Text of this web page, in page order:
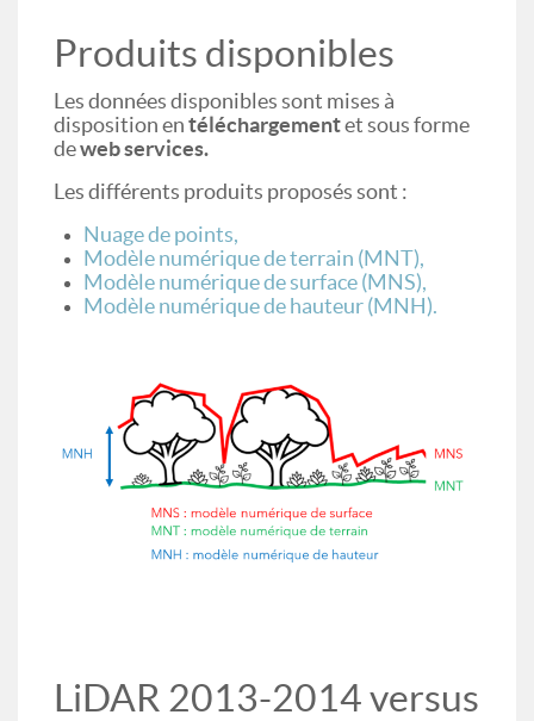
Produits disponibles
Les données disponibles sont mises à
disposition entéléchargementet sous forme
deweb services.
Les différents produits proposés sont :
Nuage de points,
Modèle numérique de terrain (MNT),
Modèle numérique de surface (MNS),
Modèle numérique de hauteur (MNH).
LiDAR 2013-2014 versus